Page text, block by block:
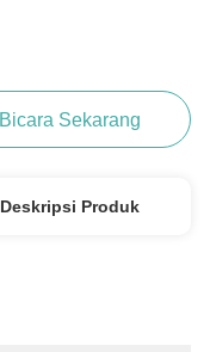
Bicara Sekarang
Deskripsi Produk